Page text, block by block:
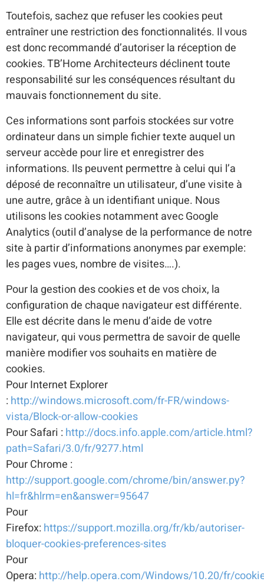
Toutefois, sachez que refuser les cookies peut
entraîner une restriction des fonctionnalités. Il vous
est donc recommandé d’autoriser la réception de
cookies. TB’Home Architecteurs déclinent toute
responsabilité sur les conséquences résultant du
mauvais fonctionnement du site.
Ces informations sont parfois stockées sur votre
ordinateur dans un simple fichier texte auquel un
serveur accède pour lire et enregistrer des
informations. Ils peuvent permettre à celui qui l’a
déposé de reconnaître un utilisateur, d’une visite à
une autre, grâce à un identifiant unique. Nous
utilisons les cookies notamment avec Google
Analytics (outil d’analyse de la performance de notre
site à partir d’informations anonymes par exemple:
les pages vues, nombre de visites….).
Pour la gestion des cookies et de vos choix, la
configuration de chaque navigateur est différente.
Elle est décrite dans le menu d’aide de votre
navigateur, qui vous permettra de savoir de quelle
manière modifier vos souhaits en matière de
cookies.
Pour Internet Explorer
: http://windows.microsoft.com/fr-FR/windows-
vista/Block-or-allow-cookies
Pour Safari : http://docs.info.apple.com/article.html?
path=Safari/3.0/fr/9277.html
Pour Chrome :
http://support.google.com/chrome/bin/answer.py?
hl=fr&hlrm=en&answer=95647
Pour
Firefox: https://support.mozilla.org/fr/kb/autoriser-
bloquer-cookies-preferences-sites
Pour
Opera: http://help.opera.com/Windows/10.20/fr/